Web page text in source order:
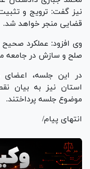
نیز گفت: ترویج و
قضایی منجر خواهد شد.
وی افزود: عملکرد
صلح و سازش در جامعه
در این جلسه، اعضای
استان نیز به بیان
موضوع جلسه پرداختند.
انتهای پیام/